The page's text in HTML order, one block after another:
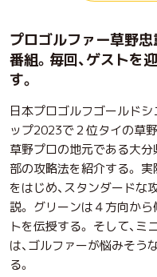
プロゴルファー草野
番組。毎回、ゲストを
す。
日本プロゴルフゴールド
ップ2023で２位タイの草
草野プロの地元である大
部の攻略法を紹介する。
をはじめ、スタンダード
説。 グリーンは４方向か
トを伝授する。 そして、ミ
は、ゴルファーが悩みそう
る。